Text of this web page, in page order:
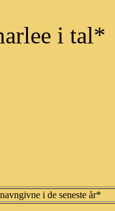
i tal*
i de seneste år*